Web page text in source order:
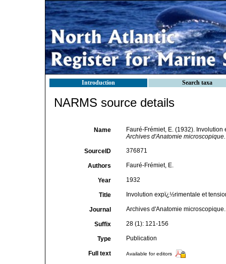
Introduction Search taxa
NARMS source details
Name
Fauré-Frémiet, E. (1932).
Archives d'Anatomie microscopique.
SourceID 376871
Authors Fauré-Frémiet, E.
Year 1932
Title Involution expï¿½rimentale et
Journal Archives d'Anatomie microscopique.
Suffix 28 (1): 121-156
Type Publication
Full text Available for editors